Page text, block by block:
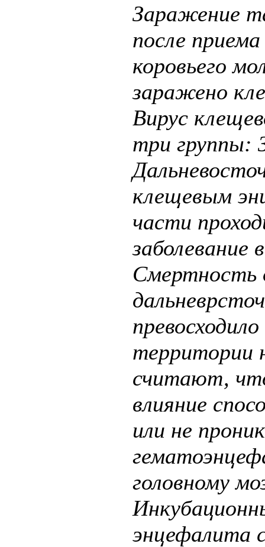
Заражение
после
коровьего
заражено
Вирус
три группы:
клещевым
части
заболевание
Смертность
территории
считают,
влияние
или не
головному
энцефалита